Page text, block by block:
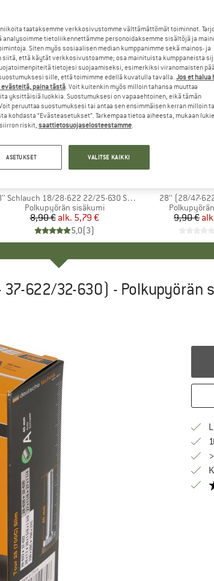
Schlauch 18/28-622 22/25-630 SV 15
Tuoteryhmä
Polkupyörän sisäkumi
Hinta
8,90 € Alennettu hinta
alk. 5,79 €
5,0(3)
Tuote
28'' (28/47-
Tuoteryhmä
9,90 €
37-622/32-630) - Polkupyörän
taataksemme verkkosivustomme välttämättömät toiminnot.
tietoliikennettämme personoidaksemme sisältöjä ja
Siten myös sosiaalisen median kumppanimme sekä mainos- ja
siitä, että käytät verkkosivustoamme; osa mainituista kumppaneista
tietojesi suojaamiseksi, esimerkiksi viranomaisten
sille, että toimimme edellä kuvatulla tavalla. Jos et halua
paina tästä. Voit kuitenkin myös milloin tahansa muuttaa
yksittäisiä luokkia. Suostumuksesi on vapaaehtoinen, eikä tämän
peruuttaa suostumuksesi tai antaa sen ensimmäisen kerran milloin
kohdasta ”Evästeasetukset”. Tarkempaa tietoa aiheesta, mukaan
riskit, saattietosuojaselosteestamme.
ASETUKSET VALITSE KAIKKI